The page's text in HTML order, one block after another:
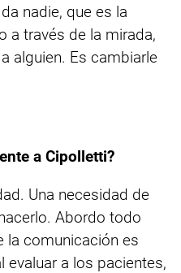
nadie, que es la
a través de la mirada,
alguien. Es cambiarle
a Cipolletti?
Una necesidad de
Abordo todo
la comunicación es
evaluar a los pacientes,